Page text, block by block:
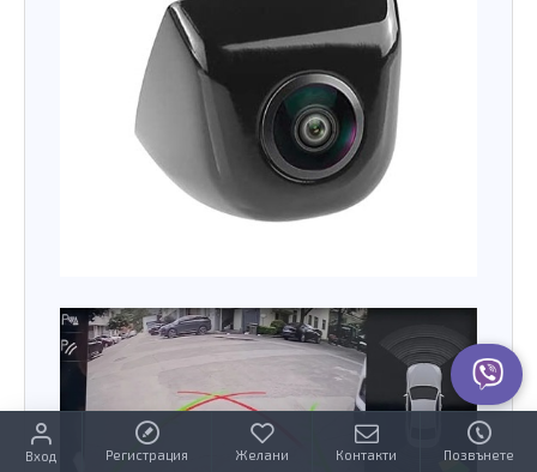
Вход Регистрация Желани Контакти Позвънете